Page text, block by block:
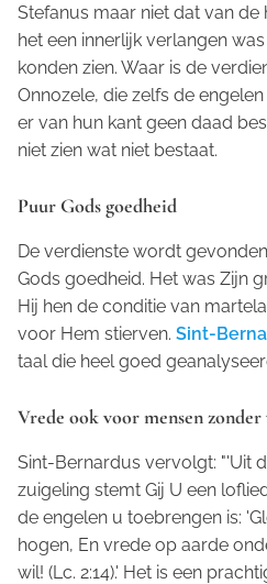
Stefanus maar niet dat van
het een innerlijk verlangen
konden zien. Waar is de
Onnozele, die zelfs de
er van hun kant geen daad
niet zien wat niet bestaat.
Puur Gods goedheid
De verdienste wordt
Gods goedheid. Het was Zijn
Hij hen de conditie van
voor Hem stierven. Sint-
taal die heel goed
Vrede ook voor mensen
Sint-Bernardus vervolgt: "'Uit
zuigeling stemt Gij U een
de engelen u toebrengen is:
hogen, En vrede op aarde
wil! (Lc. 2:14).' Het is een